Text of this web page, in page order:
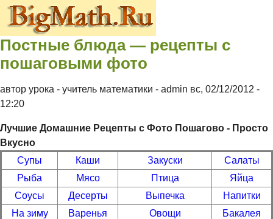
Перейти к основному содержанию
Контрольные
по
5 6 класс
Постные блюда — рецепты с
пошаговыми фото
автор урока - учитель математики - admin вс, 02/12/2012 -
12:20
Лучшие Домашние Рецепты с Фото Пошагово - Просто
Вкусно
Супы
Каши Закуски
Салаты
Рыба
Мясо Птица
Яйца
Соусы
Десерты Выпечка
Напитки
На зиму
Варенья Овощи
Бакалея